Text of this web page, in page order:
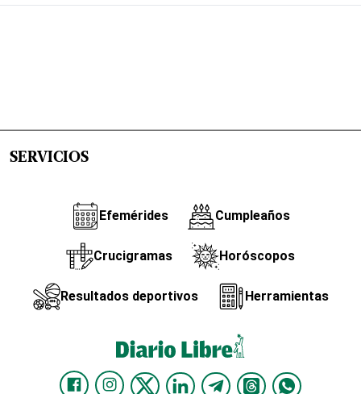
SERVICIOS
Efemérides Cumpleaños
Crucigramas Horóscopos
Resultados deportivos Herramientas